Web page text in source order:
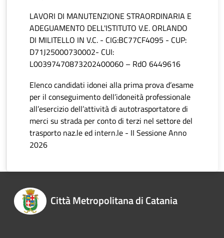
LAVORI DI MANUTENZIONE STRAORDINARIA E
ADEGUAMENTO DELL'ISTITUTO V.E. ORLANDO
DI MILITELLO IN V.C. - CIG:BC77CF4095 - CUP:
D71J25000730002- CUI:
L00397470873202400060 – RdO 6449616
Elenco candidati idonei alla prima prova d’esame
per il conseguimento dell’idoneità professionale
all’esercizio dell’attività di autotrasportatore di
merci su strada per conto di terzi nel settore del
trasporto naz.le ed intern.le - II Sessione Anno
2026
Città Metropolitana di Catania